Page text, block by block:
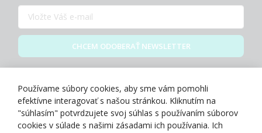
CHCEM ODOBERAŤ NEWSLETTER
Používame súbory cookies, aby sme vám pomohli
efektívne interagovať s našou stránkou. Kliknutím na
"súhlasím" potvrdzujete svoj súhlas s používaním súborov
cookies v súlade s našimi zásadami ich používania. Ich